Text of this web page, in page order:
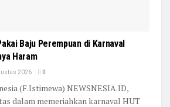
Baju Perempuan di Karnaval
Haram
2026 0
(F.Istimewa) NEWSNESIA.ID,
dalam memeriahkan karnaval HUT